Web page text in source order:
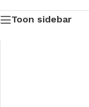
Toon sidebar